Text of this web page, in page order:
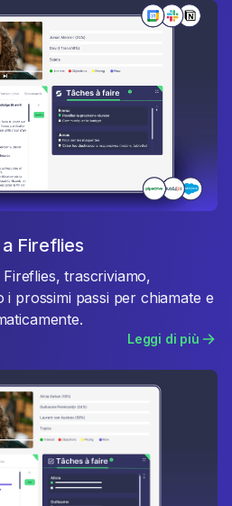
Fireflies
trascriviamo,
i prossimi passi per chiamate e
Leggi di più